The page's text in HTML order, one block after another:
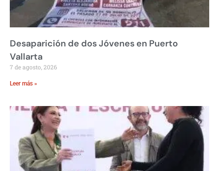
Desaparición de dos Jóvenes en Puerto
Vallarta
7 de agosto, 2026
Leer más »